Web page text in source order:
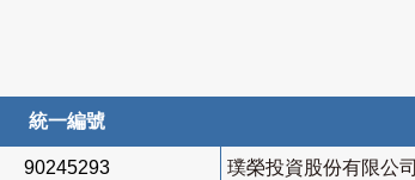
統一編號
90245293 璞榮投資股份有限公司